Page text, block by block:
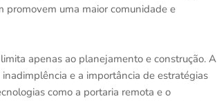
promovem uma maior comunidade e
apenas ao planejamento e construção. A
e a importância de estratégias
como a portaria remota e o